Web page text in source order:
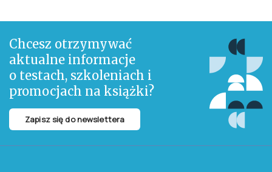
Chcesz otrzymywać
aktualne informacje
o testach, szkoleniach i
promocjach na książki?
Zapisz się do newslettera